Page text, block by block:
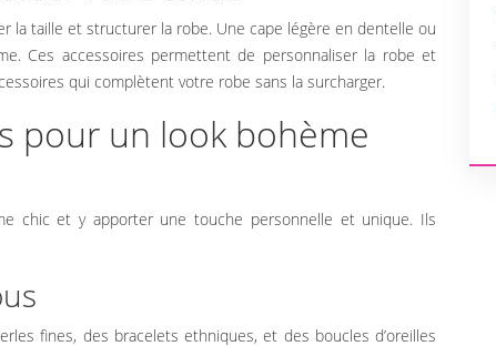
taille et structurer la robe. Une cape légère en dentelle ou
Ces accessoires permettent de personnaliser la robe et
qui complètent votre robe sans la surcharger.
pour un look bohème
chic et y apporter une touche personnelle et unique. Ils
fines, des bracelets ethniques, et des boucles d’oreilles